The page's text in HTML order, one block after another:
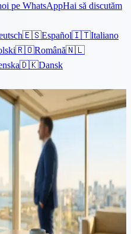
pe WhatsAppHai să discutăm
🇪🇸Español🇮🇹Italiano
🇷🇴Română🇳🇱
🇩🇰Dansk
SUA-